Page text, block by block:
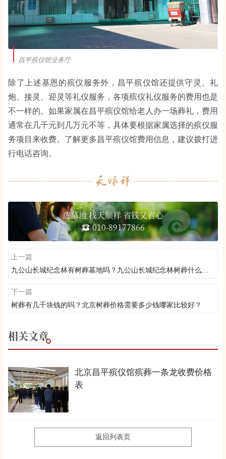
昌平殡仪馆业务厅
除了上述基恩的殡仪服务外，昌平殡仪馆还提供守灵、礼
炮、接灵、迎灵等礼仪服务，各项殡仪礼仪服务的费用也是
不一样的。如果家属在昌平殡仪馆给老人办一场葬礼，费用
通常在几千元到几万元不等，具体要根据家属选择的殡仪服
务项目来收费。了解更多昌平殡仪馆费用信息，建议拨打进
行电话咨询。
选墓地 找天顺祥 省钱又省心
010-89177866
上一篇
下一篇
树葬有几千块钱的吗？北京树葬价格需要多少钱哪家比较好？
相关文章
北京昌平殡仪馆殡葬一条龙收费价格
表
返回列表页